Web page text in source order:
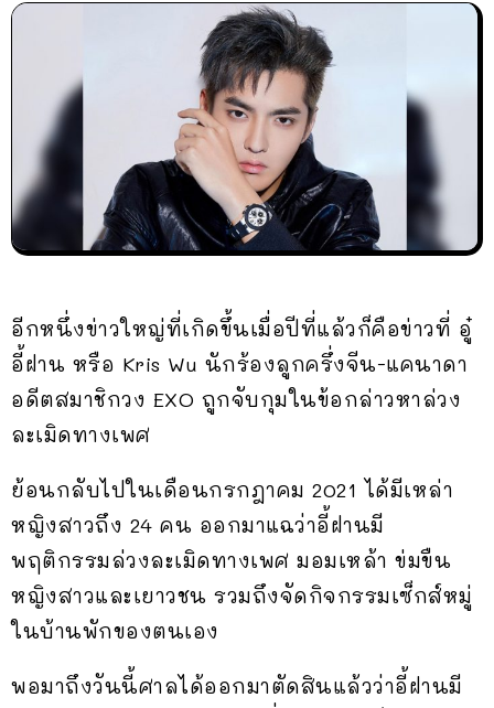
อีกหนึ่งข่าวใหญ่ที่เกิดขึ้นเมื่อปีที่แล้วก็คือข่าวที่ อู๋
อี้ฝาน หรือ Kris Wu นักร้องลูกครึ่งจีน-แคนาดา
อดีตสมาชิกวง EXO ถูกจับกุมในข้อกล่าวหาล่วง
ละเมิดทางเพศ
ย้อนกลับไปในเดือนกรกฎาคม 2021 ได้มีเหล่า
หญิงสาวถึง 24 คน ออกมาแฉว่าอี้ฝานมี
พฤติกรรมล่วงละเมิดทางเพศ มอมเหล้า ข่มขืน
หญิงสาวและเยาวชน รวมถึงจัดกิจกรรมเซ็กส์หมู่
ในบ้านพักของตนเอง
พอมาถึงวันนี้ศาลได้ออกมาตัดสินแล้วว่าอี้ฝานมี